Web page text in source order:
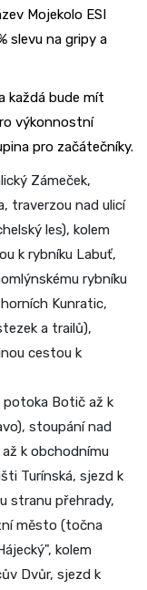
Mojekolo ESI
slevu na gripy a
každá bude mít
výkonnostní
pro začátečníky.
Zámeček,
traverzou nad ulicí
les), kolem
k rybníku Labuť,
rybníku
Kunratic,
a trailů),
cestou k
potoka Botič až k
stoupání nad
k obchodnímu
Turínská, sjezd k
stranu přehrady,
město (točna
kolem
Dvůr, sjezd k